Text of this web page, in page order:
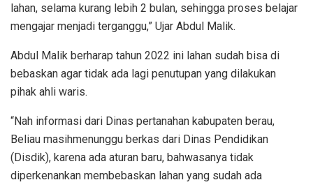
lahan, selama kurang lebih 2 bulan, sehingga proses belajar
mengajar menjadi terganggu,” Ujar Abdul Malik.
Abdul Malik berharap tahun 2022 ini lahan sudah bisa di
bebaskan agar tidak ada lagi penutupan yang dilakukan
pihak ahli waris.
“Nah informasi dari Dinas pertanahan kabupaten berau,
Beliau masihmenunggu berkas dari Dinas Pendidikan
(Disdik), karena ada aturan baru, bahwasanya tidak
diperkenankan membebaskan lahan yang sudah ada